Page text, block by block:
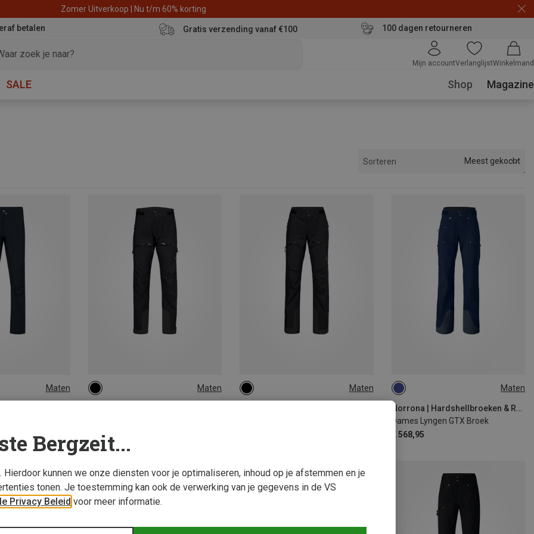
Zomer Uitverkoop | Nu t/m 60% korting
betalen Gratis verzending vanaf €100 100 dagen retourneren
Mijn accountVerlanglijstWinkelmand
SALE Shop Magazine
Sorteren Meest gekocht
Maten Maten
€ 548,95
S Maten
M Maten
Norrona | Hardshellbroeken & Regenbroeken
Dames Lyngen GTX Broek
€ 568,95
XS
Bergzeit...
Hierdoor kunnen we onze diensten voor je optimaliseren, inhoud op je afstemmen en je
tonen. Je toestemming kan ook de verwerking van je gegevens in de VS
Privacy Beleid voor meer informatie.